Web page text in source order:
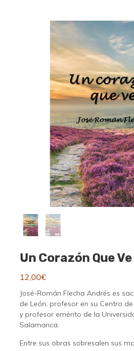
Un Corazón Que Ve
12,00€
José-Román Flecha Andrés es
de León, profesor en su Centro
y profesor emérito de la
Salamanca.
Entre sus obras sobresalen sus